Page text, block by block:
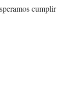
cumplir